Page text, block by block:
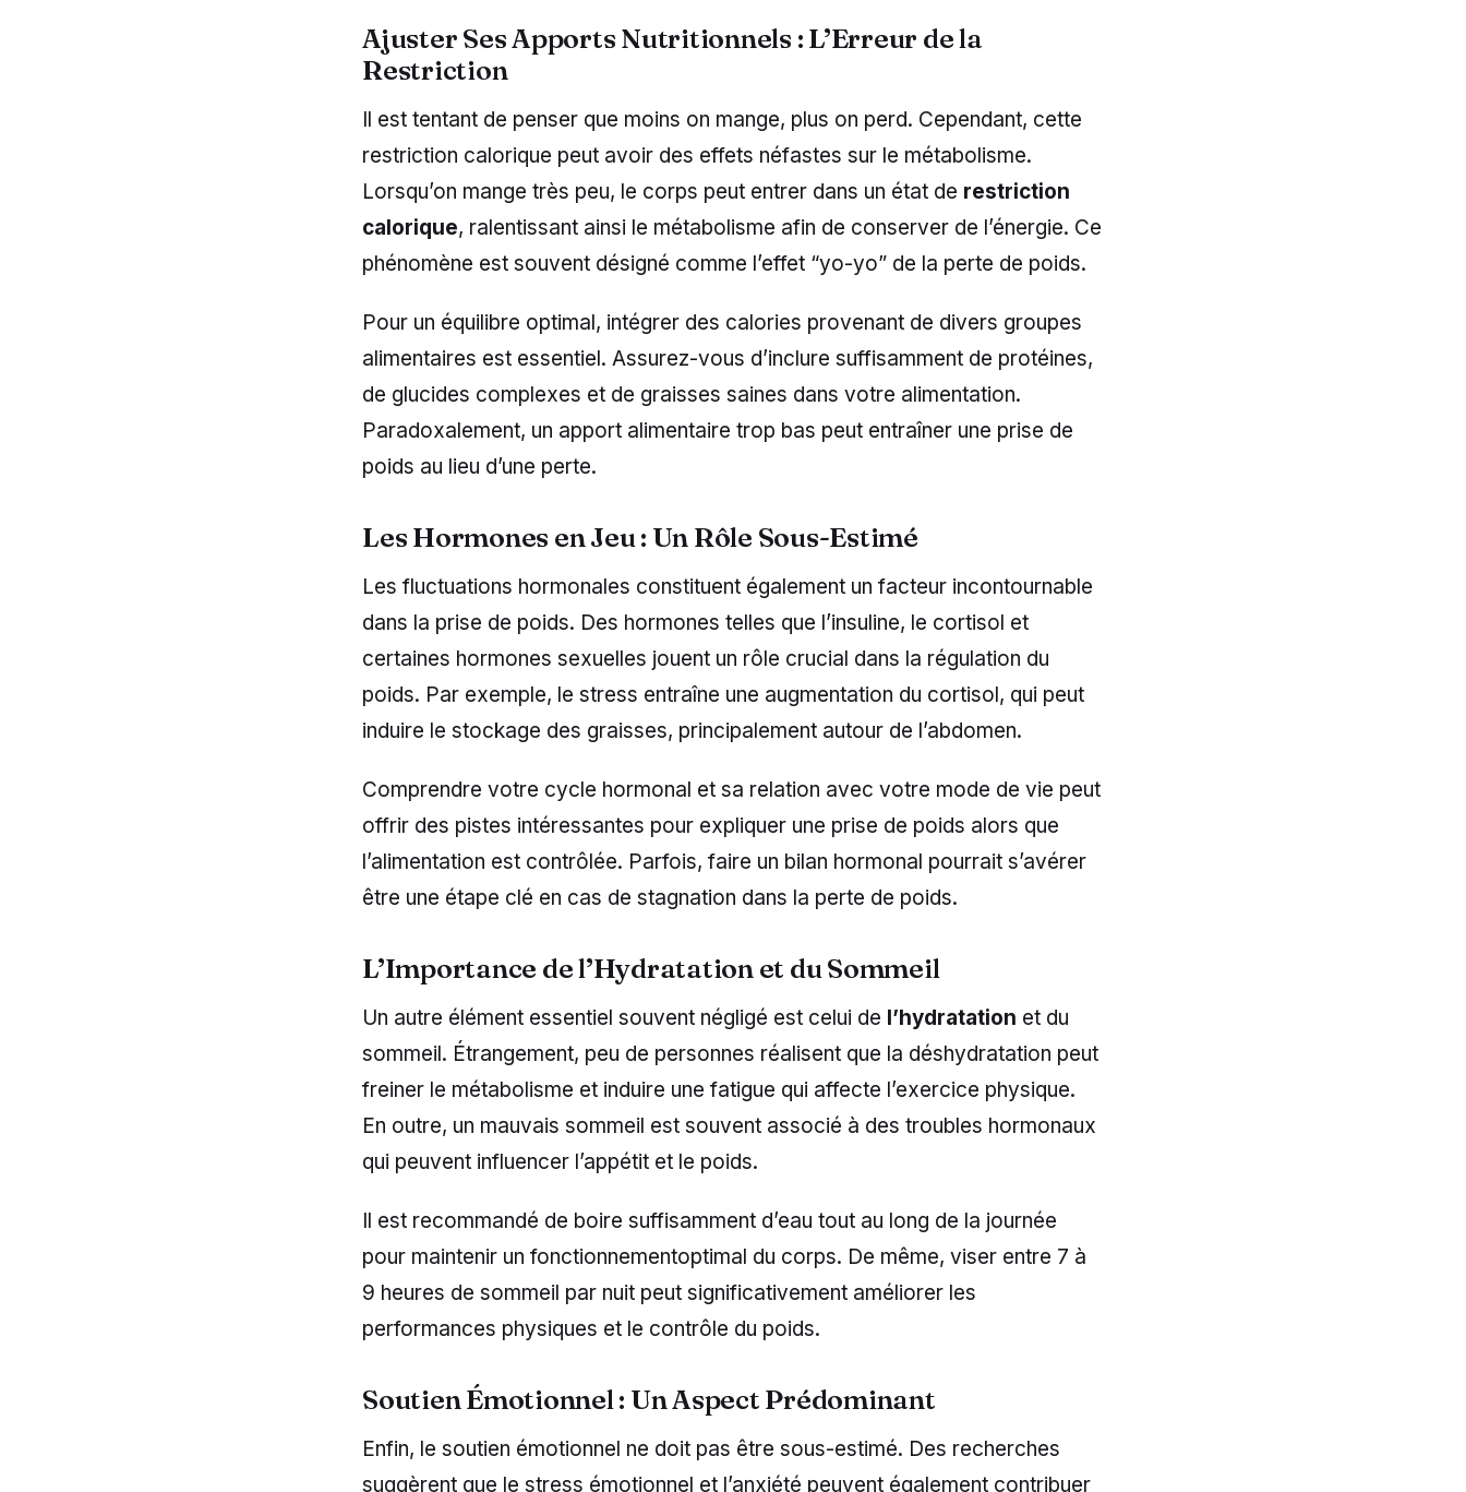
Ajuster Ses Apports Nutritionnels : L’Erreur de la
Restriction
Il est tentant de penser que moins on mange, plus on perd. Cependant, cette
restriction calorique peut avoir des effets néfastes sur le métabolisme.
Lorsqu’on mange très peu, le corps peut entrer dans un état de restriction
calorique, ralentissant ainsi le métabolisme afin de conserver de l’énergie. Ce
phénomène est souvent désigné comme l’effet “yo-yo” de la perte de poids.
Pour un équilibre optimal, intégrer des calories provenant de divers groupes
alimentaires est essentiel. Assurez-vous d’inclure suffisamment de protéines,
de glucides complexes et de graisses saines dans votre alimentation.
Paradoxalement, un apport alimentaire trop bas peut entraîner une prise de
poids au lieu d’une perte.
Les Hormones en Jeu : Un Rôle Sous-Estimé
Les fluctuations hormonales constituent également un facteur incontournable
dans la prise de poids. Des hormones telles que l’insuline, le cortisol et
certaines hormones sexuelles jouent un rôle crucial dans la régulation du
poids. Par exemple, le stress entraîne une augmentation du cortisol, qui peut
induire le stockage des graisses, principalement autour de l’abdomen.
Comprendre votre cycle hormonal et sa relation avec votre mode de vie peut
offrir des pistes intéressantes pour expliquer une prise de poids alors que
l’alimentation est contrôlée. Parfois, faire un bilan hormonal pourrait s’avérer
être une étape clé en cas de stagnation dans la perte de poids.
L’Importance de l’Hydratation et du Sommeil
Un autre élément essentiel souvent négligé est celui de l’hydratation et du
sommeil. Étrangement, peu de personnes réalisent que la déshydratation peut
freiner le métabolisme et induire une fatigue qui affecte l’exercice physique.
En outre, un mauvais sommeil est souvent associé à des troubles hormonaux
qui peuvent influencer l’appétit et le poids.
Il est recommandé de boire suffisamment d’eau tout au long de la journée
pour maintenir un fonctionnementoptimal du corps. De même, viser entre 7 à
9 heures de sommeil par nuit peut significativement améliorer les
performances physiques et le contrôle du poids.
Soutien Émotionnel : Un Aspect Prédominant
Enfin, le soutien émotionnel ne doit pas être sous-estimé. Des recherches
suggèrent que le stress émotionnel et l’anxiété peuvent également contribuer